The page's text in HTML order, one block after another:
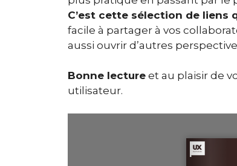
C’est cette sélection de liens
facile à partager à vos
aussi ouvrir d’autres
Bonne lecture et au plaisir de
utilisateur.